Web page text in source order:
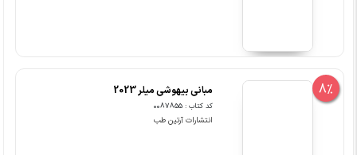
8% مبانی بیهوشی میلر 2023
کد کتاب : 0087855
انتشارات آرتین طب